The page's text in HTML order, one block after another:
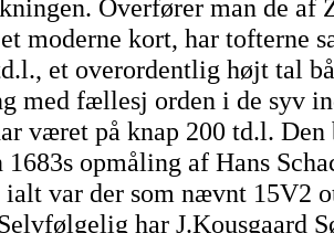
Overfører man de af
moderne kort, har tofterne
et overordentlig højt tal
med fællesj orden i de syv
været på knap 200 td.l.
1683s opmåling af Hans
ialt var der som nævnt 15V2
har J.Kousgaard